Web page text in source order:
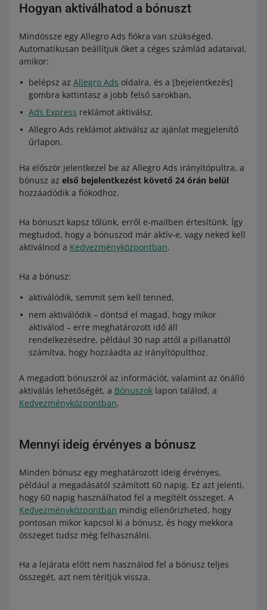
Hogyan aktiválhatod a bónuszt
Mindössze egy Allegro Ads fiókra van szükséged.
Automatikusan beállítjuk őket a céges számlád adataival,
amikor:
belépsz az Allegro Ads oldalra, és a [bejelentkezés]
gombra kattintasz a jobb felső sarokban,
Ads Express reklámot aktiválsz,
Allegro Ads reklámot aktiválsz az ajánlat megjelenítő
űrlapon.
Ha először jelentkezel be az Allegro Ads irányítópultra, a
bónusz az első bejelentkezést követő 24 órán belül
hozzáadódik a fiókodhoz.
Ha bónuszt kapsz tőlünk, erről e-mailben értesítünk. Így
megtudod, hogy a bónuszod már aktív-e, vagy neked kell
aktiválnod a Kedvezményközpontban.
Ha a bónusz:
aktiválódik, semmit sem kell tenned,
nem aktiválódik – döntsd el magad, hogy mikor
aktiválod – erre meghatározott idő áll
rendelkezésedre, például 30 nap attól a pillanattól
számítva, hogy hozzáadta az irányítópulthoz.
A megadott bónuszról az információt, valamint az önálló
aktiválás lehetőségét, a Bónuszok lapon találod, a
Kedvezményközpontban.
Mennyi ideig érvényes a bónusz
Minden bónusz egy meghatározott ideig érvényes,
például a megadásától számított 60 napig. Ez azt jelenti,
hogy 60 napig használhatod fel a megítélt összeget. A
Kedvezményközpontban mindig ellenőrizheted, hogy
pontosan mikor kapcsol ki a bónusz, és hogy mekkora
összeget tudsz még felhasználni.
Ha a lejárata előtt nem használod fel a bónusz teljes
összegét, azt nem térítjük vissza.